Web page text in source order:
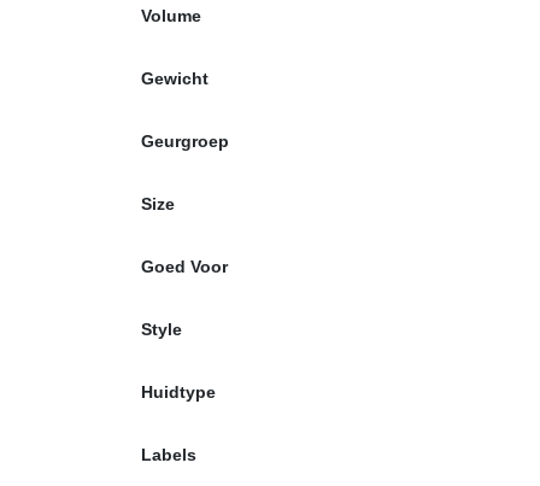
Volume
Gewicht
Geurgroep
Size
Goed Voor
Style
Huidtype
Labels